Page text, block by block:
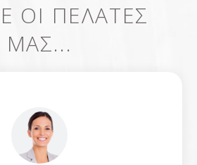
ΟΙ ΠΕΛΑΤΕΣ
ΜΑΣ...